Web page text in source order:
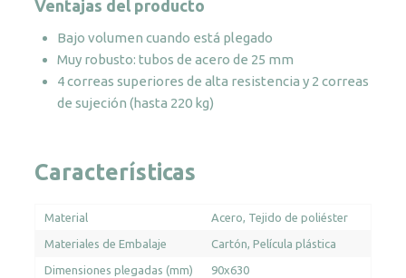
Ventajas del producto
Bajo volumen cuando está plegado
Muy robusto: tubos de acero de 25 mm
4 correas superiores de alta resistencia y 2 correas
de sujeción (hasta 220 kg)
Características
Material Acero Tejido de poliéster
Materiales de Embalaje Cartón Película plástica
Dimensiones plegadas (mm) 90x630